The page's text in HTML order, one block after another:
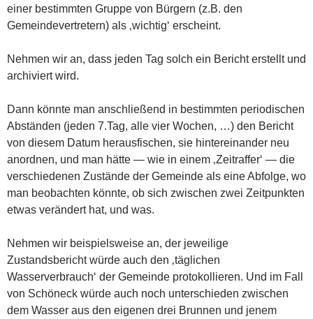
einer bestimmten Gruppe von Bürgern (z.B. den
Gemeindevertretern) als ‚wichtig‘ erscheint.
Nehmen wir an, dass jeden Tag solch ein Bericht erstellt und
archiviert wird.
Dann könnte man anschließend in bestimmten periodischen
Abständen (jeden 7.Tag, alle vier Wochen, …) den Bericht
von diesem Datum herausfischen, sie hintereinander neu
anordnen, und man hätte — wie in einem ‚Zeitraffer‘ — die
verschiedenen Zustände der Gemeinde als eine Abfolge, wo
man beobachten könnte, ob sich zwischen zwei Zeitpunkten
etwas verändert hat, und was.
Nehmen wir beispielsweise an, der jeweilige
Zustandsbericht würde auch den ‚täglichen
Wasserverbrauch‘ der Gemeinde protokollieren. Und im Fall
von Schöneck würde auch noch unterschieden zwischen
dem Wasser aus den eigenen drei Brunnen und jenem